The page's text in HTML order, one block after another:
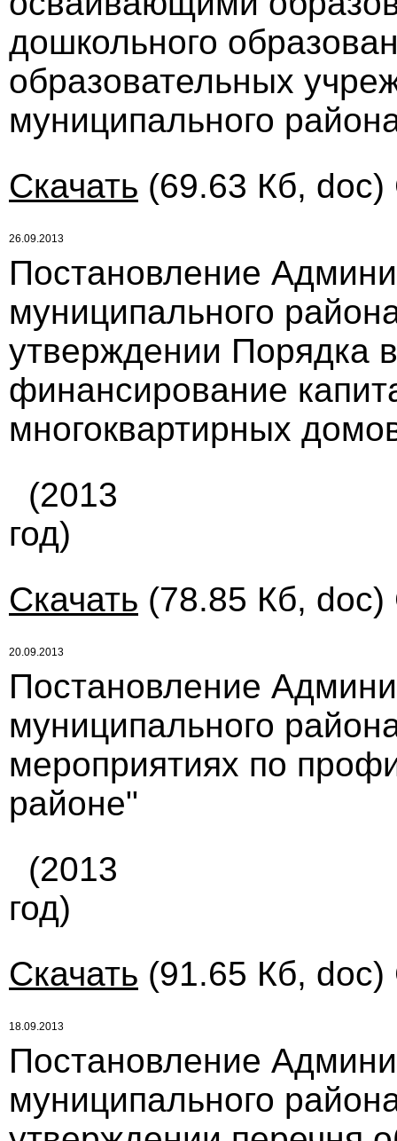
дошкольного
образовательных
муниципального
Скачать (69.63 Кб, doc)
26.09.2013
Постановление
муниципального
утверждении Порядка
финансирование
многоквартирных
(2013
год)
Скачать (78.85 Кб, doc)
20.09.2013
Постановление
муниципального
мероприятиях по
районе"
(2013
год)
Скачать (91.65 Кб, doc)
18.09.2013
Постановление
муниципального